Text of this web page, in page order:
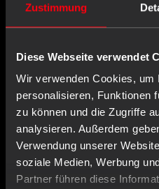
Zustimmung
Diese Webseite verwendet
Wir verwenden Cookies, um
personalisieren, Funktionen
zu können und die Zugriffe
analysieren. Außerdem
Verwendung unserer
soziale Medien, Werbung
Partner führen diese
AMPRI KONTAKTIEREN
AMPri
Benzstraße 16
21423 Winsen/Luhe
Deutschland